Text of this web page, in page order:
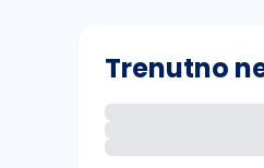
Trenutno